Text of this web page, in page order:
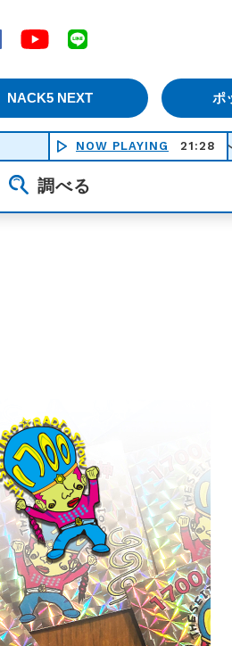
Facebook YouTube
NACK5 NEXT ポ
NOW PLAYING 21:28
花はどこへ行った - ジョ
調べる